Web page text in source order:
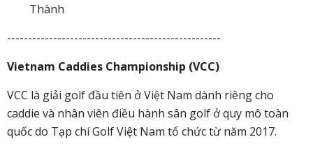
Thành
---------------------------------------------------
Vietnam Caddies Championship (VCC)
VCC là giải golf đầu tiên ở Việt Nam dành riêng cho
caddie và nhân viên điều hành sân golf ở quy mô toàn
quốc do Tạp chí Golf Việt Nam tổ chức từ năm 2017.